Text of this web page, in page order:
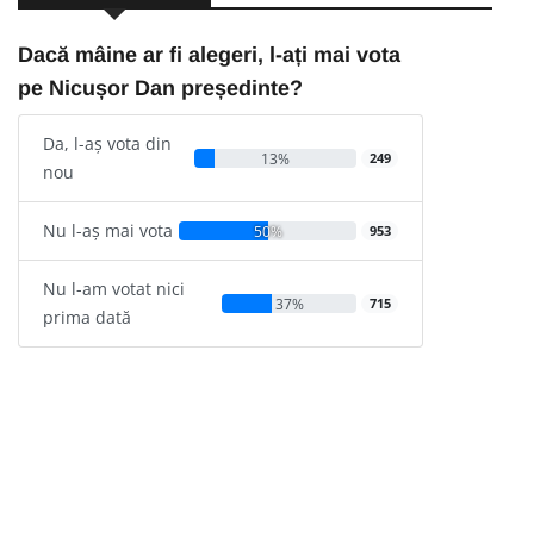
Dacă mâine ar fi alegeri, l-ați mai vota
pe Nicușor Dan președinte?
Da, l-aș vota din
nou
13% 249
Nu l-aș mai vota 50% 953
Nu l-am votat nici
prima dată
37% 715